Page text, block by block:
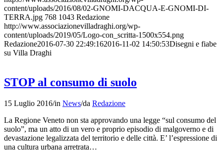
content/uploads/2016/08/02-GNOMI-DACQUA-E-GNOMI-DI-
TERRA.jpg 768 1043 Redazione
http://www.associazionevilladraghi.org/wp-
content/uploads/2019/05/Logo-con_scritta-1500x554.png
Redazione2016-07-30 22:49:162016-11-02 14:50:53Disegni e fiabe
su Villa Draghi
STOP al consumo di suolo
15 Luglio 2016/in News/da Redazione
La Regione Veneto non sta approvando una legge “sul consumo del
suolo”, ma un atto di un vero e proprio episodio di malgoverno e di
devastazione legalizzata del territorio e delle città. E’ l’espressione di
una cultura urbana arretrata…